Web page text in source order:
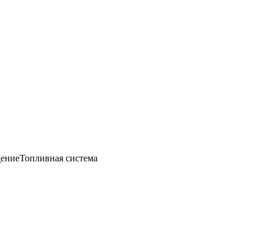
Топливная система